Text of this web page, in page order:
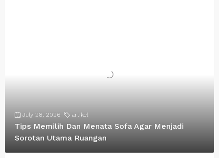
July 28, 2026 artikel
Tips Memilih Dan Menata Sofa Agar Menjadi
Sorotan Utama Ruangan